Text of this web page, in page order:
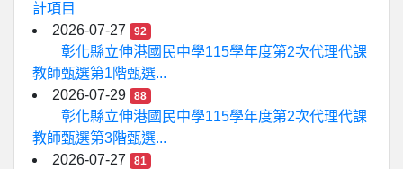
計項目
2026-07-27
92
彰化縣立伸港國民中學115學年度第2次代理代課
教師甄選第1階甄選...
2026-07-29
88
彰化縣立伸港國民中學115學年度第2次代理代課
教師甄選第3階甄選...
2026-07-27
81